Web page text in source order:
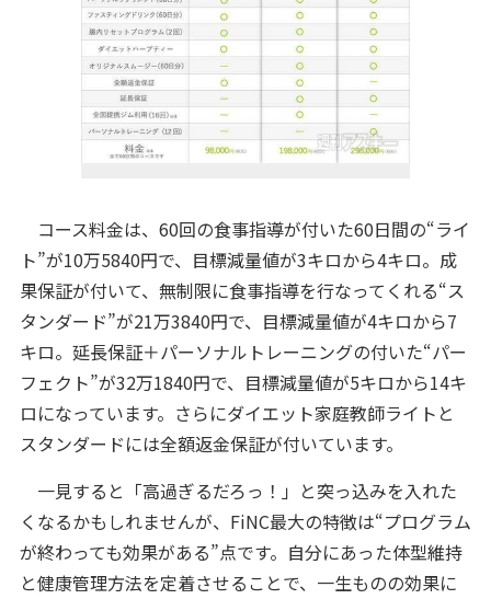
コース料金は、60回の食事指導が付いた60日間の“ライ
ト”が10万5840円で、目標減量値が3キロから4キロ。成
果保証が付いて、無制限に食事指導を行なってくれる“ス
タンダード”が21万3840円で、目標減量値が4キロから7
キロ。延長保証＋パーソナルトレーニングの付いた“パー
フェクト”が32万1840円で、目標減量値が5キロから14キ
ロになっています。さらにダイエット家庭教師ライトと
スタンダードには全額返金保証が付いています。
一見すると「高過ぎるだろっ！」と突っ込みを入れた
くなるかもしれませんが、FiNC最大の特徴は“プログラム
が終わっても効果がある”点です。自分にあった体型維持
と健康管理方法を定着させることで、一生ものの効果に